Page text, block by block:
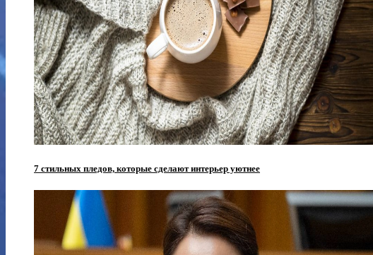
7 стильных пледов, которые сделают интерьер уютнее